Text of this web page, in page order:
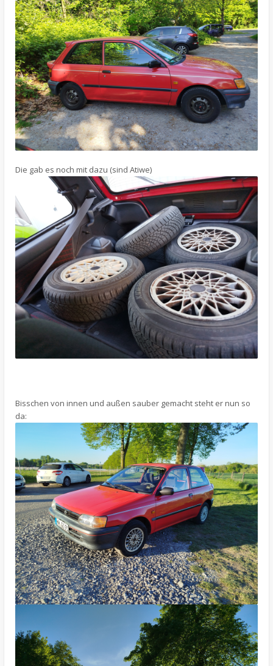
Die gab es noch mit dazu (sind Atiwe)
Bisschen von innen und außen sauber gemacht steht er nun so
da: